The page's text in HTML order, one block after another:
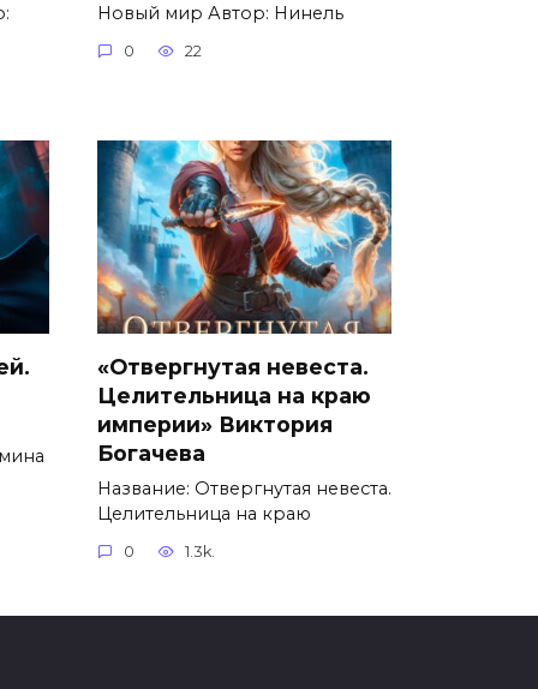
Новый мир Автор: Нинель
0 22
«Отвергнутая невеста.
Целительница на краю
империи» Виктория
Богачева
Название: Отвергнутая невеста.
Целительница на краю
0 1.3k.